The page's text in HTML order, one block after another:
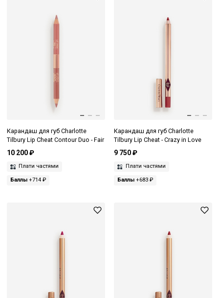
Карандаш для губ Charlotte
Tilbury Lip Cheat Contour Duo - Fair
10 200 ₽
Плати частями
Баллы +714 ₽
Карандаш для губ Charlotte
Tilbury Lip Cheat - Crazy in Love
9 750 ₽
Плати частями
Баллы+683 ₽